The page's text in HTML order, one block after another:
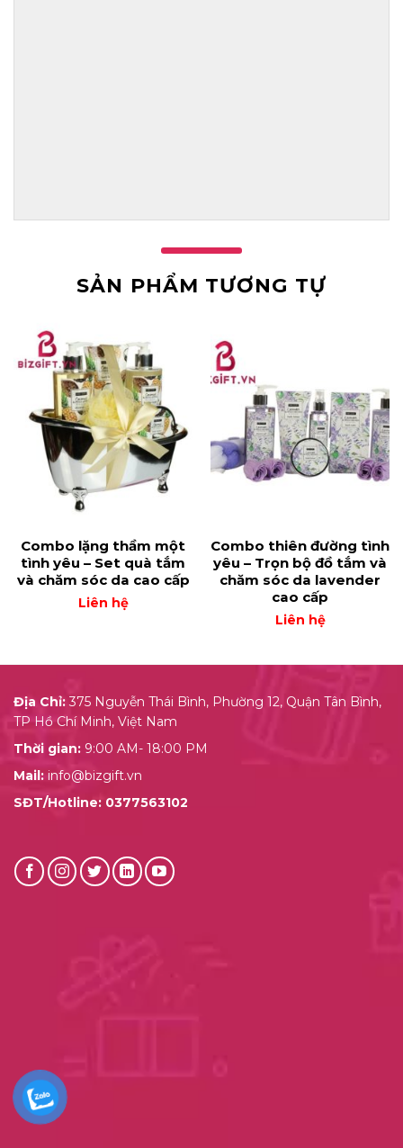
SẢN PHẨM TƯƠNG TỰ
Combo lặng thầm một
tình yêu – Set quà tắm
và chăm sóc da cao cấp
Liên hệ
Combo thiên đường tình
yêu – Trọn bộ đồ tắm và
chăm sóc da lavender
cao cấp
Liên hệ
Địa Chỉ:375 Nguyễn Thái Bình, Phường 12, Quận Tân Bình,
TP Hồ Chí Minh, Việt Nam
Thời gian:9:00 AM- 18:00 PM
Mail: info@bizgift.vn
SĐT/Hotline: 0377563102